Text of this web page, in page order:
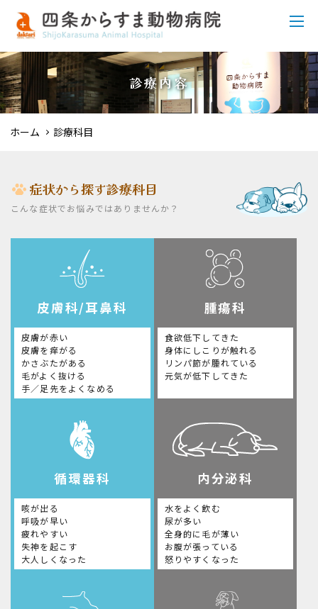
診療内容
ホーム 診療科目
症状から探す診療科目
こんな症状でお悩みではありませんか？
皮膚科/耳鼻科
皮膚が赤い
皮膚を痒がる
かさぶたがある
毛がよく抜ける
手／足先をよくなめる
腫瘍科
食欲低下してきた
身体にしこりが触れる
リンパ節が腫れている
元気が低下してきた
循環器科
咳が出る
呼吸が早い
疲れやすい
失神を起こす
大人しくなった
内分泌科
水をよく飲む
尿が多い
全身的に毛が薄い
お腹が張っている
怒りやすくなった